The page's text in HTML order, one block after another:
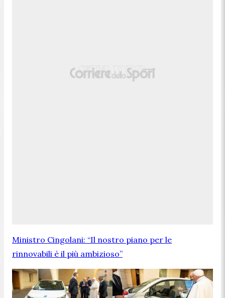
Ministro Cingolani: “Il nostro piano per le
rinnovabili è il più ambizioso”